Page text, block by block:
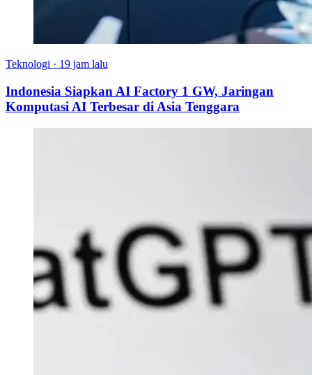
Teknologi · 19 jam lalu
Indonesia Siapkan AI Factory 1 GW, Jaringan
Komputasi AI Terbesar di Asia Tenggara